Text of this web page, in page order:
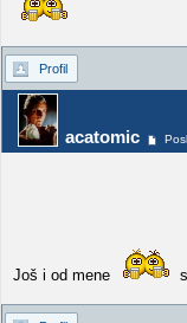
Profil
acatomic
Još i od mene